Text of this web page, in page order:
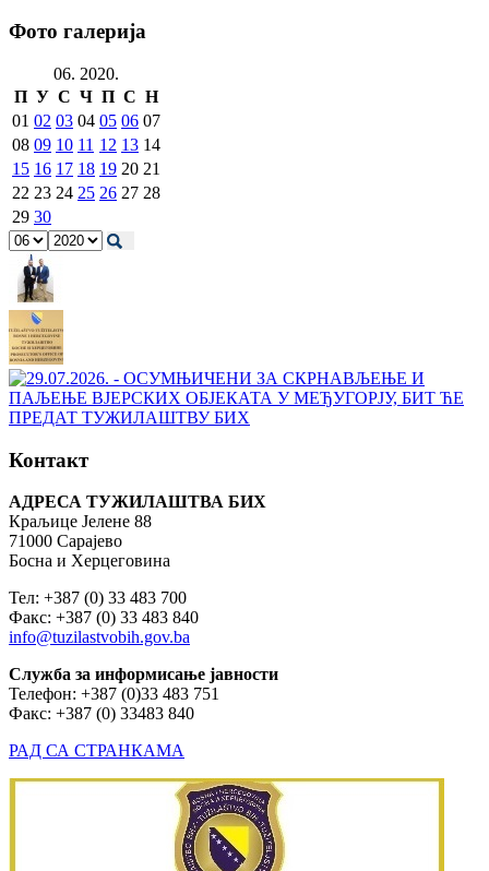
Фото галерија
06. 2020.
П У С Ч П С Н
01 02 03 04 05 06 07
08 09 10 11 12 13 14
15 16 17 18 19 20 21
22 23 24 25 26 27 28
29 30
Контакт
АДРЕСА ТУЖИЛАШТВА БИХ
Краљице Јелене 88
71000 Сарајево
Босна и Херцеговина
Тел: +387 (0) 33 483 700
Факс: +387 (0) 33 483 840
info@tuzilastvobih.gov.ba
Служба за информисање јавности
Телефон: +387 (0)33 483 751
Факс: +387 (0) 33483 840
РАД СА СТРАНКАМА